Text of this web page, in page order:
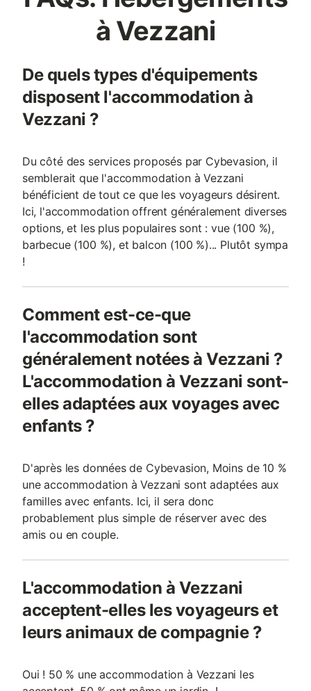
à Vezzani
De quels types d'équipements
disposent l'accommodation à
Vezzani ?
Du côté des services proposés par Cybevasion, il
semblerait que l'accommodation à Vezzani
bénéficient de tout ce que les voyageurs désirent.
Ici, l'accommodation offrent généralement diverses
options, et les plus populaires sont : vue (100 %),
barbecue (100 %), et balcon (100 %)... Plutôt sympa
!
Comment est-ce-que
l'accommodation sont
généralement notées à Vezzani ?
L'accommodation à Vezzani sont-
elles adaptées aux voyages avec
enfants ?
D'après les données de Cybevasion, Moins de 10 %
une accommodation à Vezzani sont adaptées aux
familles avec enfants. Ici, il sera donc
probablement plus simple de réserver avec des
amis ou en couple.
L'accommodation à Vezzani
acceptent-elles les voyageurs et
leurs animaux de compagnie ?
Oui ! 50 % une accommodation à Vezzani les